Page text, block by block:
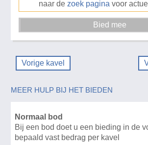
naar de zoek pagina voor
Vorige kavel
MEER HULP BIJ HET BIEDEN
Normaal bod
Bij een bod doet u een bieding in de
bepaald vast bedrag per kavel